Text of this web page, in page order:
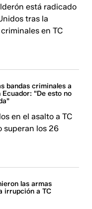
está radicado
tras la
en TC
bandas criminales a
Ecuador: "De esto no
en el asalto a TC
superan los 26
las armas
irrupción a TC